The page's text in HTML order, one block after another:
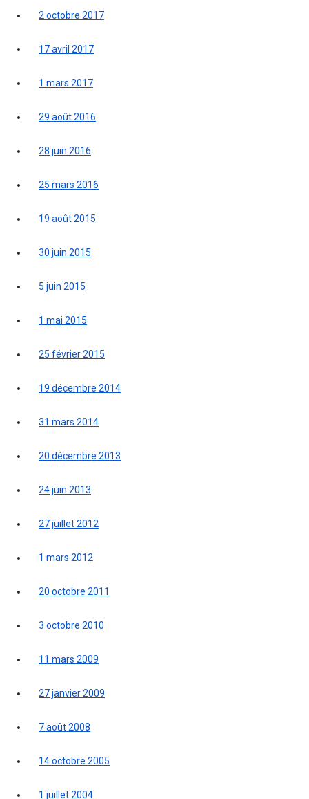
2 octobre 2017
17 avril 2017
1 mars 2017
29 août 2016
28 juin 2016
25 mars 2016
19 août 2015
30 juin 2015
5 juin 2015
1 mai 2015
25 février 2015
19 décembre 2014
31 mars 2014
20 décembre 2013
24 juin 2013
27 juillet 2012
1 mars 2012
20 octobre 2011
3 octobre 2010
11 mars 2009
27 janvier 2009
7 août 2008
14 octobre 2005
1 juillet 2004